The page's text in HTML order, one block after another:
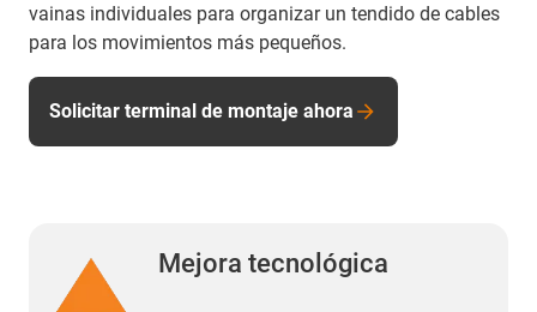
vainas individuales para organizar un tendido de cables
para los movimientos más pequeños.
Solicitar terminal de montaje ahora
Mejora tecnológica